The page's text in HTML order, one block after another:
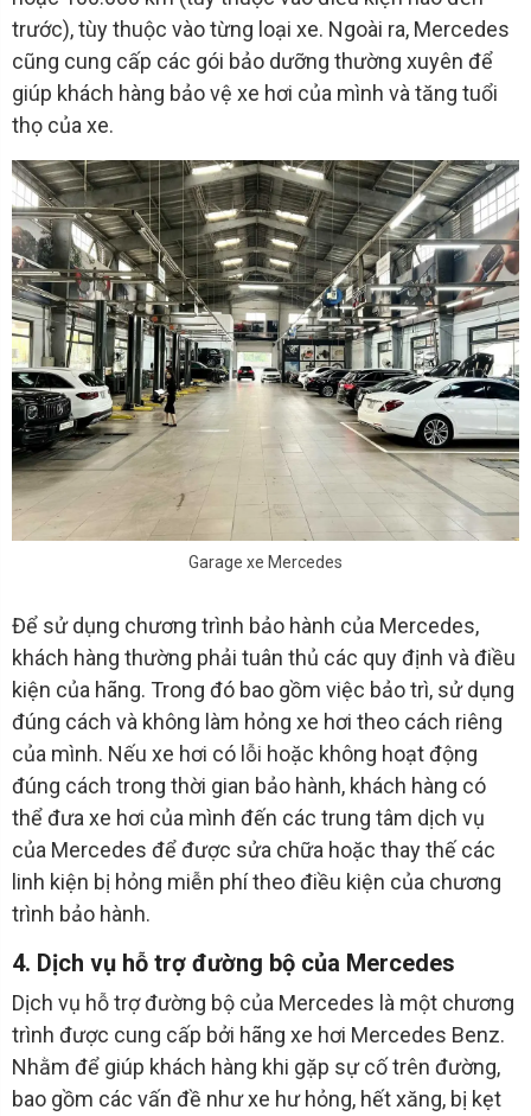
trước), tùy thuộc vào từng loại xe. Ngoài ra, Mercedes
cũng cung cấp các gói bảo dưỡng thường xuyên để
giúp khách hàng bảo vệ xe hơi của mình và tăng tuổi
thọ của xe.
Garage xe Mercedes
Để sử dụng chương trình bảo hành của Mercedes,
khách hàng thường phải tuân thủ các quy định và điều
kiện của hãng. Trong đó bao gồm việc bảo trì, sử dụng
đúng cách và không làm hỏng xe hơi theo cách riêng
của mình. Nếu xe hơi có lỗi hoặc không hoạt động
đúng cách trong thời gian bảo hành, khách hàng có
thể đưa xe hơi của mình đến các trung tâm dịch vụ
của Mercedes để được sửa chữa hoặc thay thế các
linh kiện bị hỏng miễn phí theo điều kiện của chương
trình bảo hành.
4. Dịch vụ hỗ trợ đường bộ của Mercedes
Dịch vụ hỗ trợ đường bộ của Mercedes là một chương
trình được cung cấp bởi hãng xe hơi Mercedes Benz.
Nhằm để giúp khách hàng khi gặp sự cố trên đường,
bao gồm các vấn đề như xe hư hỏng, hết xăng, bị kẹt